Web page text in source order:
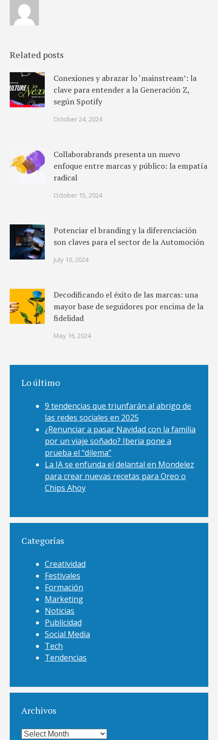
Related posts
Conexiones y abrazar lo ‘mainstream’: la
clave para entender a la Generación Z,
según Spotify
October 24, 2024
Collaborabrands presenta un nuevo
enfoque entre marcas y público: la empatía
radical
October 15, 2024
Potenciar el branding y la diferenciación
son claves para el sector de la Automoción
July 10, 2024
Decodificando el éxito de las marcas: una
mayor base de seguidores por encima de la
fidelidad
May 16, 2024
Lo último
9 tendencias que triunfarán al abrigo de
las redes sociales en 2025
¿Renunciar a pasar Navidad con la familia
por un viaje soñado? Iberia pone a
prueba el “dilema”
La IA se enfunda el delantal en Mondelez
para crear nuevas recetas para Oreo o
Chips Ahoy
Categorías
Creatividad
Festivales
Formación
Marketing
Noticias
Publicidad
Social Media
Tech
Tendencias
Archivos
Archivos